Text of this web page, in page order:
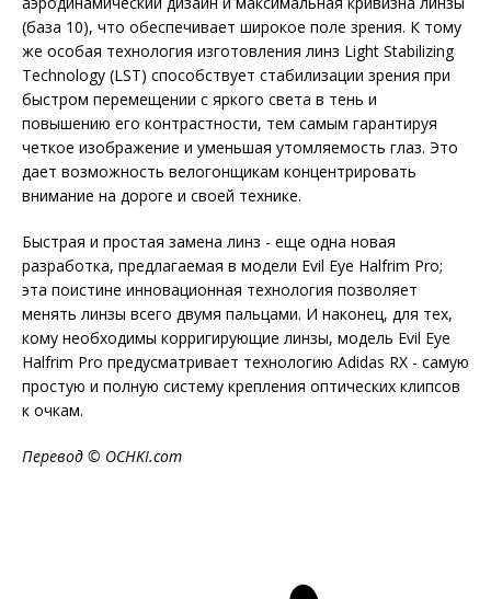
(база 10), что обеспечивает широкое поле зрения. К тому
же особая технология изготовления линз Light Stabilizing
Technology (LST) способствует стабилизации зрения при
быстром перемещении с яркого света в тень и
повышению его контрастности, тем самым гарантируя
четкое изображение и уменьшая утомляемость глаз. Это
дает возможность велогонщикам концентрировать
внимание на дороге и своей технике.
Быстрая и простая замена линз - еще одна новая
разработка, предлагаемая в модели Evil Eye Halfrim Pro;
эта поистине инновационная технология позволяет
менять линзы всего двумя пальцами. И наконец, для тех,
кому необходимы корригирующие линзы, модель Evil Eye
Halfrim Pro предусматривает технологию Adidas RX - самую
простую и полную систему крепления оптических клипсов
к очкам.
Перевод © OCHKI.com